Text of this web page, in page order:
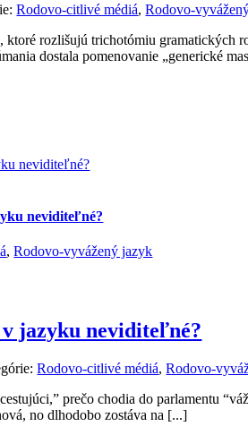
Rodovo-citlivé médiá,Rodovo-
ktoré rozlišujú trichotómiu gramatických
dostala pomenovanie „generické
neviditeľné?
neviditeľné?
,Rodovo-vyvážený jazyk
v jazyku neviditeľné?
Rodovo-citlivé médiá,Rodovo-
prečo chodia do parlamentu
no dlhodobo zostáva na [...]